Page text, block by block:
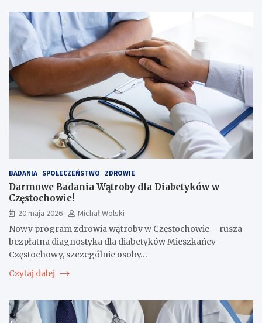
BADANIA SPOŁECZEŃSTWO ZDROWIE
Darmowe Badania Wątroby dla Diabetyków w
Częstochowie!
20 maja 2026
Michał Wolski
Nowy program zdrowia wątroby w Częstochowie – rusza
bezpłatna diagnostyka dla diabetyków Mieszkańcy
Częstochowy, szczególnie osoby…
Czytaj dalej